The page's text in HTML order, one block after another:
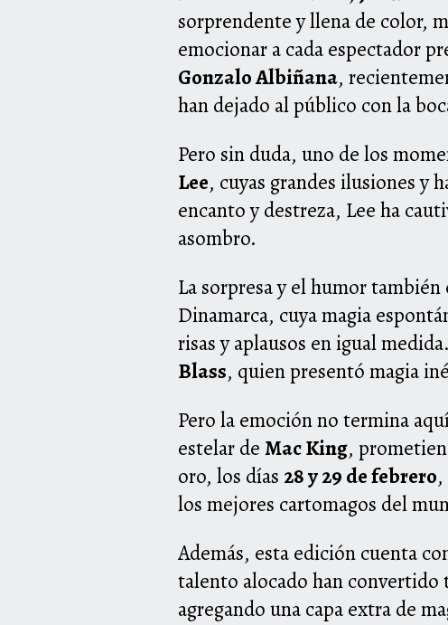
sorprendente y llena de color,
emocionar a cada espectador
Gonzalo Albiñana,
han dejado al público con la
Pero sin duda, uno de los
Lee, cuyas grandes ilusiones y
encanto y destreza, Lee ha
asombro.
La sorpresa y el humor
Dinamarca, cuya magia
risas y aplausos en igual
Blass, quien presentó magia
Pero la emoción no termina
estelar deMac King,
oro, los días 28 y 29 de febrero
los mejores cartomagos del
Además, esta edición cuenta
talento alocado han convertido
agregando una capa extra de